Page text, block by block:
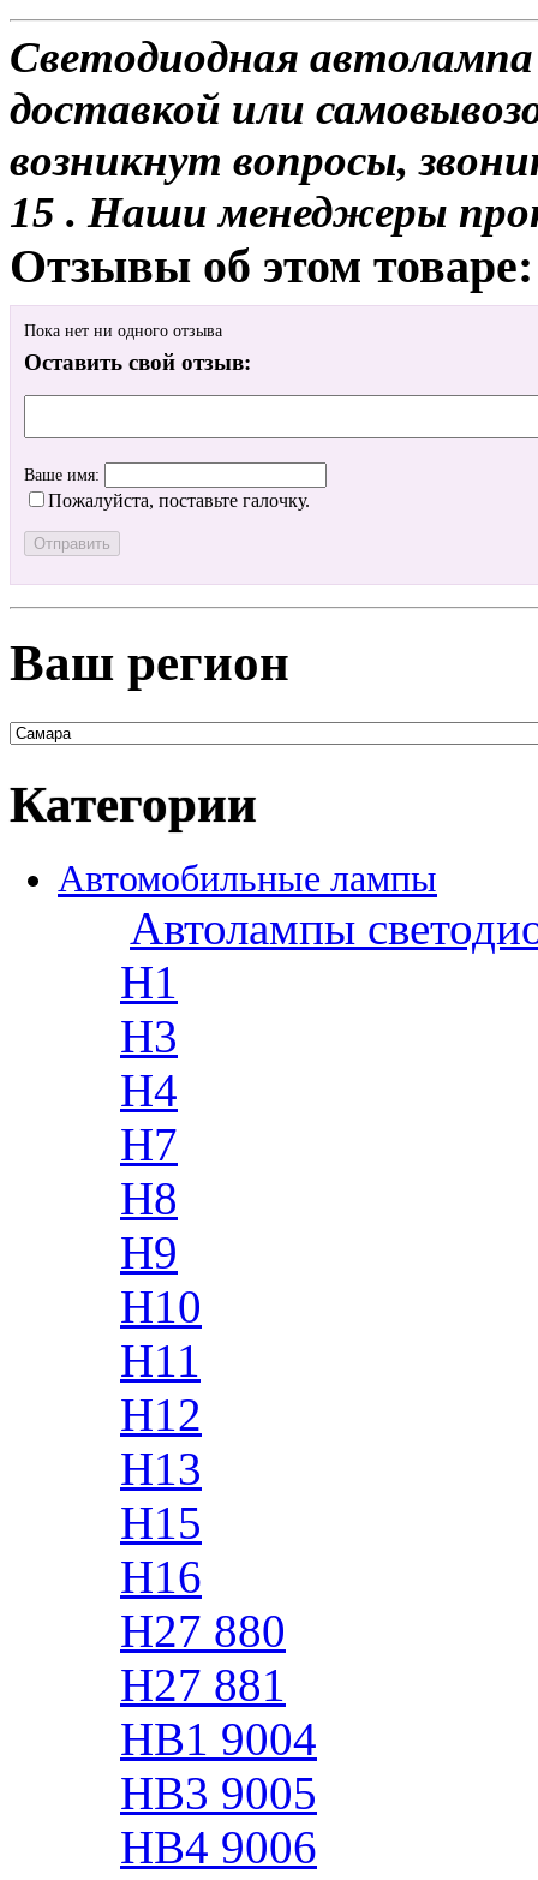
Светодиодная
доставкой или
возникнут вопросы,
15 . Наши менеджеры
Отзывы об этом товаре:
Пока нет ни одного отзыва
Оставить свой отзыв:
Ваше имя:
Пожалуйста, поставьте галочку.
Ваш регион
Категории
Автомобильные лампы
Автолампы
H1
H3
H4
H7
H8
H9
H10
H11
H12
H13
H15
H16
H27 880
H27 881
HB1 9004
HB3 9005
HB4 9006